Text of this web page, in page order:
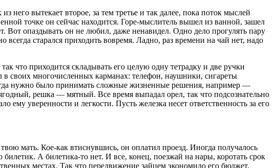
него вытекает второе, за тем третье и так далее, пока поток мыслей
точке он сейчас находится. Горе-мыслитель вышел из ванной, зашел
Вот опаздывать он не любил, даже ненавидел. Одно дело прогулять пару
старался приходить вовремя. Ладно, раз времени на чай нет, надо
что приходится складывать его целую одну тетрадку и две ручки
в своих многочисленных карманах: телефон, наушники, сигареты
нужно было принимать сложные жизненные решения, например —
решка — мятный. Все время выпадал орел, так что подсознательно
уверенности и легкости. Пусть железка несет ответственность за его
мать. Кое-как втиснувшись, он оплатил проезд. Иногда получалось
билетик. А билетика-то нет. И все, конец, поезжай на нары, коротать срок
местах. Так что передвижение зайцем экономило его бюджет,